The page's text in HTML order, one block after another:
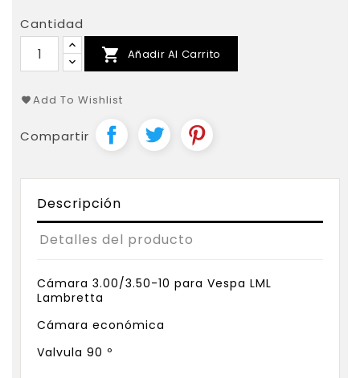
Cantidad
 Añadir Al Carrito
Add To Wishlist
Compartir
Descripción
Detalles del producto
Cámara 3.00/3.50-10 para Vespa LML
Lambretta
Cámara económica
Valvula 90 º